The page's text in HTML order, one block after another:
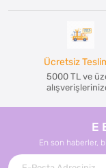
Ücretsiz
5000 TL ve
E
En son haberler,